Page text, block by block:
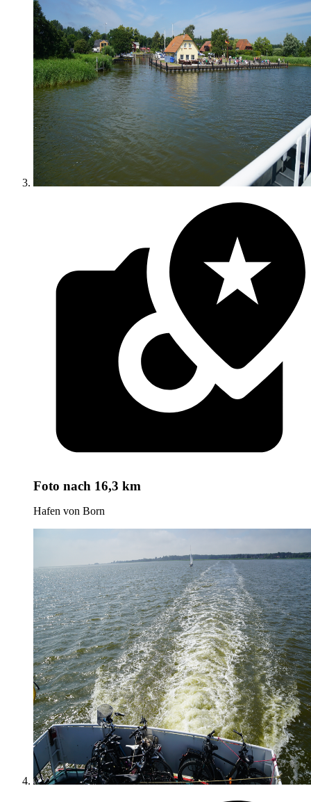
Foto nach 16,3 km
Hafen von Born